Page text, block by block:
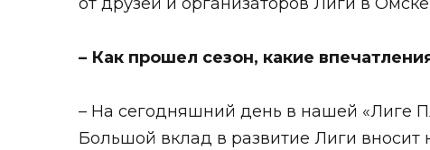
– Как прошел сезон, какие
– На сегодняшний день в нашей «Лиге
Большой вклад в развитие Лиги вносит